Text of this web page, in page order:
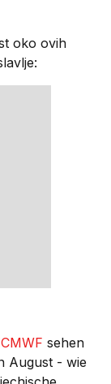
oko ovih
sehen
August - wie